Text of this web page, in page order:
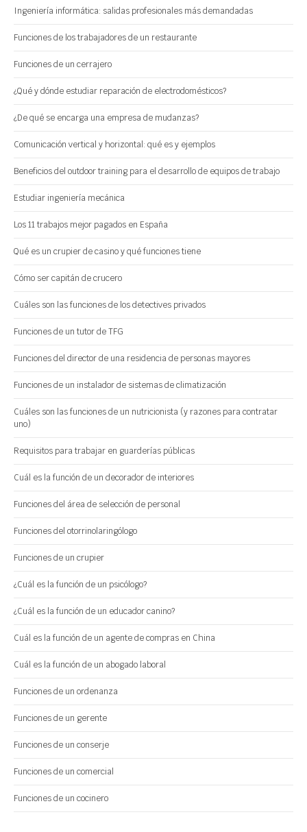
Ingeniería informática: salidas profesionales más demandadas
Funciones de los trabajadores de un restaurante
Funciones de un cerrajero
¿Qué y dónde estudiar reparación de electrodomésticos?
¿De qué se encarga una empresa de mudanzas?
Comunicación vertical y horizontal: qué es y ejemplos
Beneficios del outdoor training para el desarrollo de equipos de trabajo
Estudiar ingeniería mecánica
Los 11 trabajos mejor pagados en España
Qué es un crupier de casino y qué funciones tiene
Cómo ser capitán de crucero
Cuáles son las funciones de los detectives privados
Funciones de un tutor de TFG
Funciones del director de una residencia de personas mayores
Funciones de un instalador de sistemas de climatización
Cuáles son las funciones de un nutricionista (y razones para contratar
uno)
Requisitos para trabajar en guarderías públicas
Cuál es la función de un decorador de interiores
Funciones del área de selección de personal
Funciones del otorrinolaringólogo
Funciones de un crupier
¿Cuál es la función de un psicólogo?
¿Cuál es la función de un educador canino?
Cuál es la función de un agente de compras en China
Cuál es la función de un abogado laboral
Funciones de un ordenanza
Funciones de un gerente
Funciones de un conserje
Funciones de un comercial
Funciones de un cocinero